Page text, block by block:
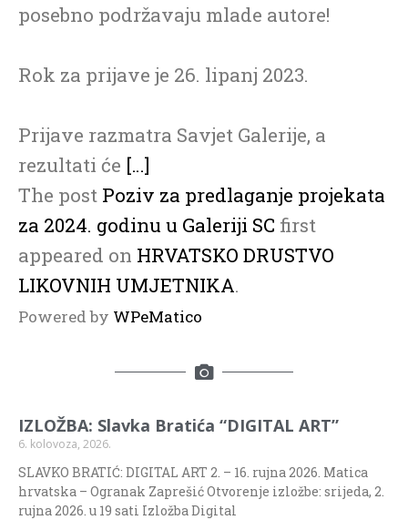
posebno podržavaju mlade autore!
Rok za prijave je 26. lipanj 2023.
Prijave razmatra Savjet Galerije, a
rezultati će […]
The post Poziv za predlaganje projekata
za 2024. godinu u Galeriji SC first
appeared on HRVATSKO DRUSTVO
LIKOVNIH UMJETNIKA.
Powered by WPeMatico
IZLOŽBA: Slavka Bratića “DIGITAL ART”
6. kolovoza, 2026.
SLAVKO BRATIĆ: DIGITAL ART 2. – 16. rujna 2026. Matica
hrvatska – Ogranak Zaprešić Otvorenje izložbe: srijeda, 2.
rujna 2026. u 19 sati Izložba Digital